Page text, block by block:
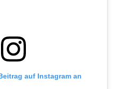
auf Instagram an